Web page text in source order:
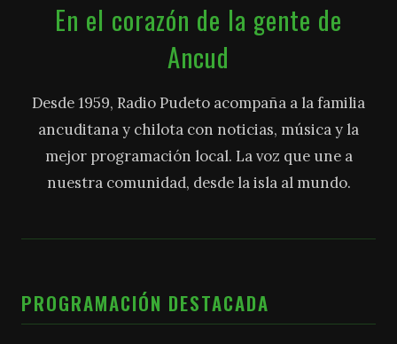
En el corazón de la gente de
Ancud
Desde 1959, Radio Pudeto acompaña a la familia
ancuditana y chilota con noticias, música y la
mejor programación local. La voz que une a
nuestra comunidad, desde la isla al mundo.
PROGRAMACIÓN DESTACADA